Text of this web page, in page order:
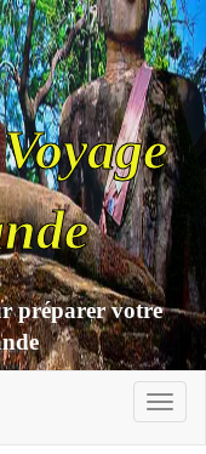
préparer votre